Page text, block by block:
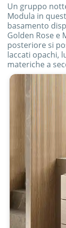
Un gruppo
Modula in
basamento
Golden Rose e
posteriore si
laccati opachi,
materiche a